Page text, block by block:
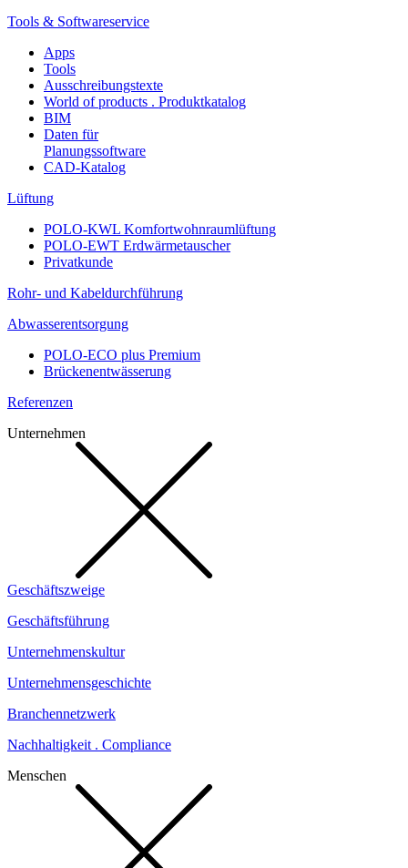
Tools & Softwareservice
Apps
Tools
Ausschreibungstexte
World of products . Produktkatalog
BIM
Daten für
Planungssoftware
CAD-Katalog
Lüftung
POLO-KWL Komfortwohnraumlüftung
POLO-EWT Erdwärmetauscher
Privatkunde
Rohr- und Kabeldurchführung
Abwasserentsorgung
POLO-ECO plus Premium
Brückenentwässerung
Referenzen
Unternehmen
Geschäftszweige
Geschäftsführung
Unternehmenskultur
Unternehmensgeschichte
Branchennetzwerk
Nachhaltigkeit . Compliance
Menschen